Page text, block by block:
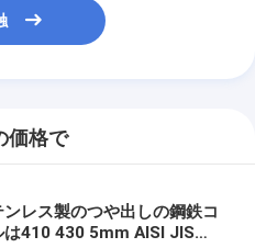
価格で
ンレス製のつや出しの鋼鉄コ
は410 430 5mm AISI JIS